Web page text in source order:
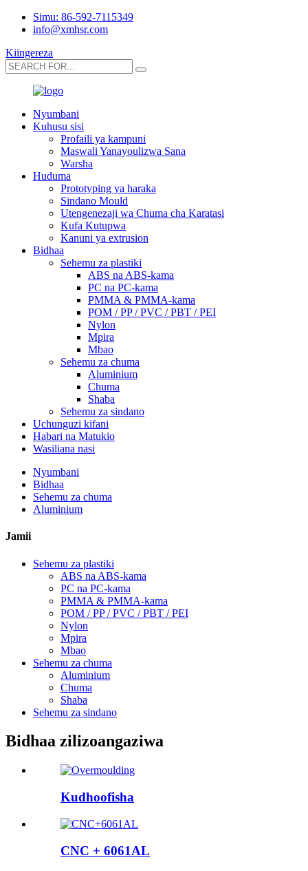
Simu: 86-592-7115349
info@xmhsr.com
Kiingereza
Nyumbani
Kuhusu sisi
Profaili ya kampuni
Maswali Yanayoulizwa Sana
Warsha
Huduma
Prototyping ya haraka
Sindano Mould
Utengenezaji wa Chuma cha Karatasi
Kufa Kutupwa
Kanuni ya extrusion
Bidhaa
Sehemu za plastiki
ABS na ABS-kama
PC na PC-kama
PMMA & PMMA-kama
POM / PP / PVC / PBT / PEI
Nylon
Mpira
Mbao
Sehemu za chuma
Aluminium
Chuma
Shaba
Sehemu za sindano
Uchunguzi kifani
Habari na Matukio
Wasiliana nasi
Nyumbani
Bidhaa
Sehemu za chuma
Aluminium
Jamii
Sehemu za plastiki
ABS na ABS-kama
PC na PC-kama
PMMA & PMMA-kama
POM / PP / PVC / PBT / PEI
Nylon
Mpira
Mbao
Sehemu za chuma
Aluminium
Chuma
Shaba
Sehemu za sindano
Bidhaa zilizoangaziwa
Kudhoofisha
CNC + 6061AL